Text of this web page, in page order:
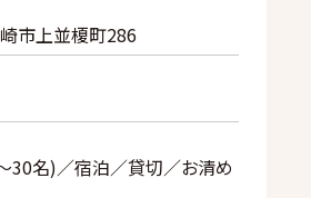
市上並榎町286
30名)／宿泊／貸切／お清め